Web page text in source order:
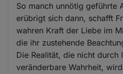
So manch unnötig geführte
erübrigt sich dann, schafft
wahren Kraft der Liebe im
die ihr zustehende
Die Realität, die nicht durch
veränderbare Wahrheit,